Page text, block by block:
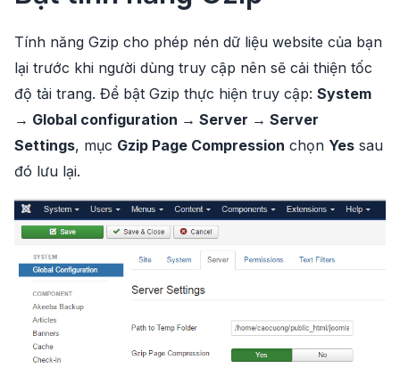
Tính năng Gzip cho phép nén dữ liệu website của bạn
lại trước khi người dùng truy cập nên sẽ cải thiện tốc
độ tải trang. Để bật Gzip thực hiện truy cập: System
→ Global configuration → Server → Server
Settings, mục Gzip Page Compression chọn Yes sau
đó lưu lại.